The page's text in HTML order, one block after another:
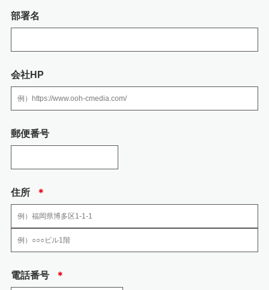
弊社の業務の全部または一部を外部に業務委託する際、弊社は、個人情報を
4.個人情報を提供される事の任意性について
る可能性がありますので予めご了承ください。
当社の加入する認定個人情報保護団体はありません。
6.安全管理のために講じた措置
関する規程を定め以下の措置を講じております。
(1) 組織的安全管理措置
部署名
会社HP
郵便番号
住所 ＊
電話番号 ＊